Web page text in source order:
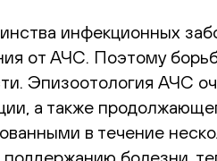
инфекционных
от АЧС. Поэтому
Эпизоотология АЧС
а также
в течение
болезни,